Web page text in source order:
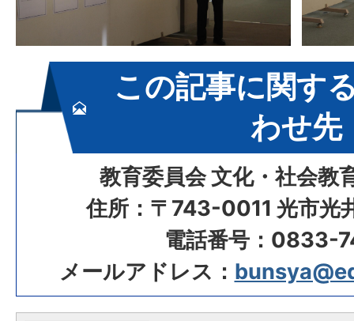
この記事に関す
わせ先
教育委員会 文化・社会教
住所：〒743-0011 光市光
電話番号：0833-
メールアドレス：